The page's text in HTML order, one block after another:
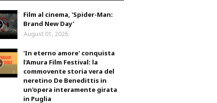
Film al cinema, 'Spider-Man:
Brand New Day'
August 01, 2026
'In eterno amore' conquista
l'Amura Film Festival: la
commovente storia vera del
neretino De Benedittis in
un'opera interamente girata
in Puglia